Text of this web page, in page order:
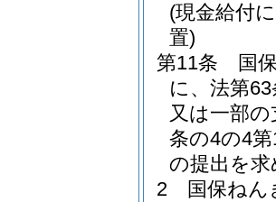
(現金給付
置)
第11条
国
に、法第
又は一部
条の4の4
の提出を
2
国保ね